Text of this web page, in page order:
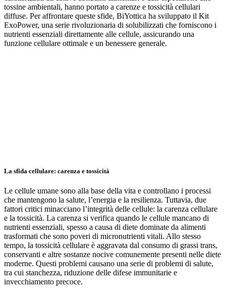
tossine ambientali, hanno portato a carenze e tossicità cellulari
diffuse. Per affrontare queste sfide, BiYottica ha sviluppato il Kit
ExoPower, una serie rivoluzionaria di solubilizzati che forniscono i
nutrienti essenziali direttamente alle cellule, assicurando una
funzione cellulare ottimale e un benessere generale.
La sfida cellulare: carenza e tossicità
Le cellule umane sono alla base della vita e controllano i processi
che mantengono la salute, l’energia e la resilienza. Tuttavia, due
fattori critici minacciano l’integrità delle cellule: la carenza cellulare
e la tossicità. La carenza si verifica quando le cellule mancano di
nutrienti essenziali, spesso a causa di diete dominate da alimenti
trasformati che sono poveri di micronutrienti vitali. Allo stesso
tempo, la tossicità cellulare è aggravata dal consumo di grassi trans,
conservanti e altre sostanze nocive comunemente presenti nelle diete
moderne. Questi problemi causano una serie di problemi di salute,
tra cui stanchezza, riduzione delle difese immunitarie e
invecchiamento precoce.